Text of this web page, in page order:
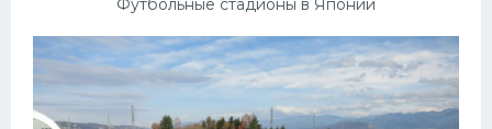
Футбольные стадионы в Японии